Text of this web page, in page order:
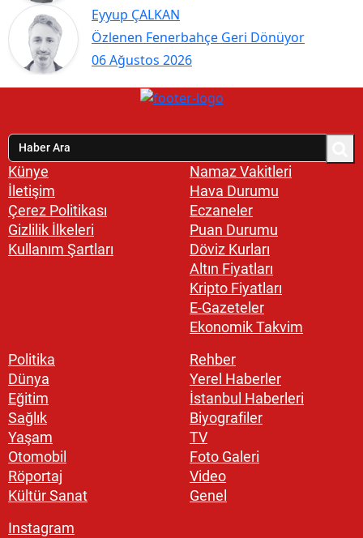
Eyyup ÇALKAN
06 Ağustos 2026
Özlenen Fenerbahçe Geri Dönüyor
Künye
İletişim
Çerez Politikası
Gizlilik İlkeleri
Kullanım Şartları
Namaz Vakitleri
Hava Durumu
Eczaneler
Puan Durumu
Döviz Kurları
Altın Fiyatları
Kripto Fiyatları
E-Gazeteler
Ekonomik Takvim
Politika
Dünya
Eğitim
Sağlık
Yaşam
Otomobil
Röportaj
Kültür Sanat
Rehber
Yerel Haberler
İstanbul Haberleri
Biyografiler
TV
Foto Galeri
Video
Genel
Instagram